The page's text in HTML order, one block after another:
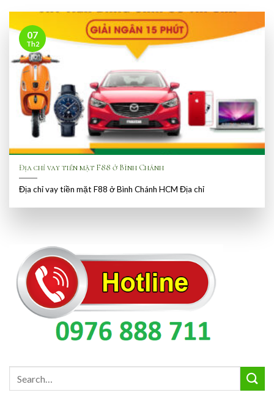
Địa chỉ vay tiền mặt F88 ở Bình Chánh
Địa chỉ vay tiền mặt F88 ở Bình Chánh HCM Địa chỉ
07
Th2